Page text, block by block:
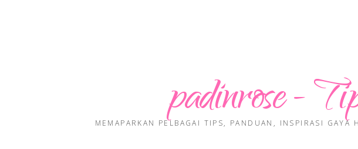
padinrose -
MEMAPARKAN PELBAGAI TIPS, PANDUAN, INSPIRASI